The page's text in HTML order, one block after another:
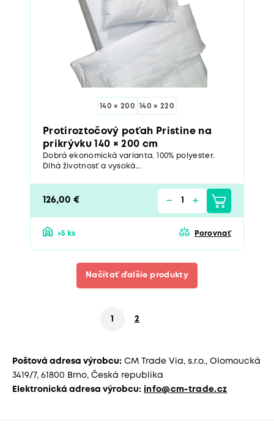
140 × 200 140 × 220
Protiroztočový poťah Pristine na
prikrývku 140 × 200 cm
Dobrá ekonomická varianta. 100% polyester.
Dlhá životnosť a vysoká...
126,00 €
>5 ks Porovnať
Načítať ďalšie produkty
1 2
Poštová adresa výrobcu: CM Trade Via, s.r.o., Olomoucká
3419/7, 61800 Brno, Česká republika
Elektronická adresa výrobcu: info@cm-trade.cz